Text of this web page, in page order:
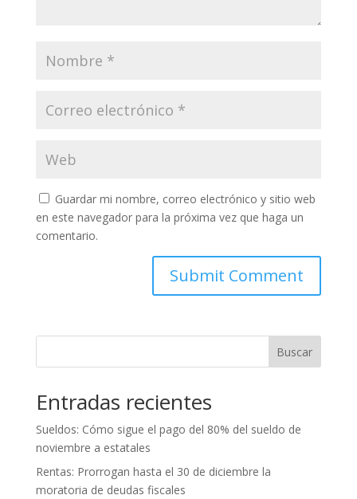
Guardar mi nombre, correo electrónico y sitio web
en este navegador para la próxima vez que haga un
comentario.
Buscar
Entradas recientes
Sueldos: Cómo sigue el pago del 80% del sueldo de
noviembre a estatales
Rentas: Prorrogan hasta el 30 de diciembre la
moratoria de deudas fiscales